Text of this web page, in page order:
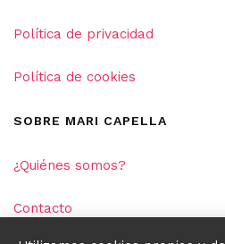
Política de privacidad
Política de cookies
SOBRE MARI CAPELLA
¿Quiénes somos?
Contacto